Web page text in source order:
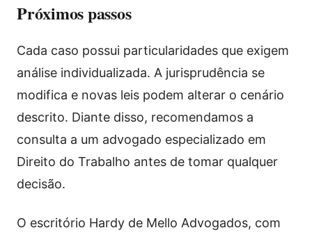
Próximos passos
Cada caso possui particularidades que exigem
análise individualizada. A jurisprudência se
modifica e novas leis podem alterar o cenário
descrito. Diante disso, recomendamos a
consulta a um advogado especializado em
Direito do Trabalho antes de tomar qualquer
decisão.
O escritório Hardy de Mello Advogados, com